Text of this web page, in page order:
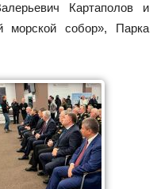
Картаполов и
морской собор», Парка